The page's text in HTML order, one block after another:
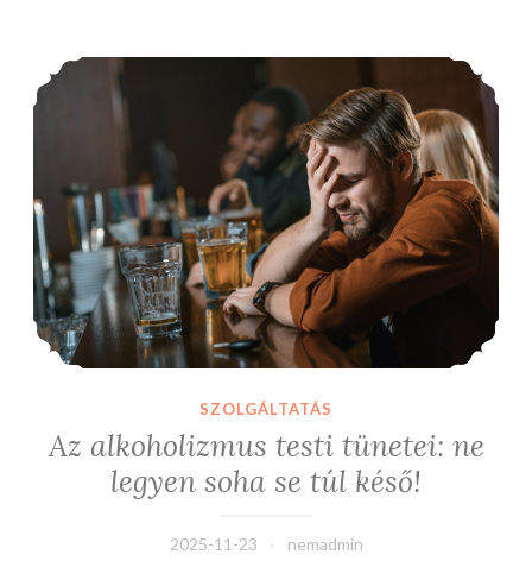
Az alkoholizmus testi tünetei: ne legyen soha se túl késő!
SZOLGÁLTATÁS
Az alkoholizmus testi tünetei: ne
legyen soha se túl késő!
2025-11-23 nemadmin